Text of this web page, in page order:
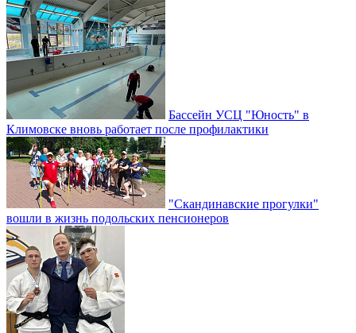
Бассейн УСЦ "Юность" в
Климовске вновь работает после профилактики
"Скандинавские прогулки"
вошли в жизнь подольских пенсионеров